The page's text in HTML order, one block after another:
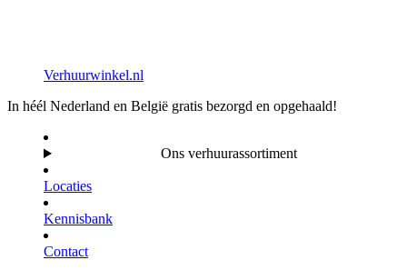
Verhuurwinkel.nl
In héél Nederland en België gratis bezorgd en opgehaald!
Ons verhuurassortiment
Locaties
Kennisbank
Contact